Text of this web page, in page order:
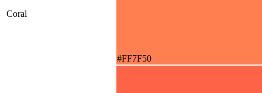
Coral
#FF7F50